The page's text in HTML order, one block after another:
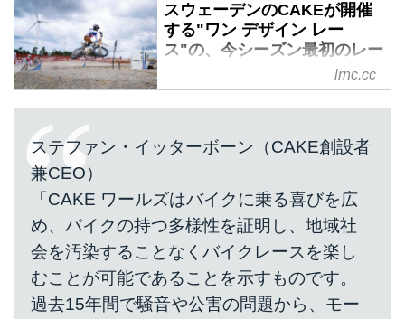
スウェーデンのCAKEが開催
する"ワン デザイン レー
ス"の、今シーズン最初のレー
スはアメリカで5月1日に行わ
れます！ - LAWRENCE - E-
RIDE x LIFESTYLE + α
スウェーデンの電動バイクメーカ
ー、CAKE（ケーキ）が昨年に初
でエコなレースイベント「ワン
デザイン レース」ですが、今年
最初のイベントはアメリカ西海
岸、デルマー・フェアグラウンズ
で行われることが公表されまし
た。
lrnc.cc
ステファン・イッターボーン（CAKE創設者
兼CEO）
「CAKE ワールズはバイクに乗る喜びを広
め、バイクの持つ多様性を証明し、地域社
会を汚染することなくバイクレースを楽し
むことが可能であることを示すものです。
過去15年間で騒音や公害の問題から、モー